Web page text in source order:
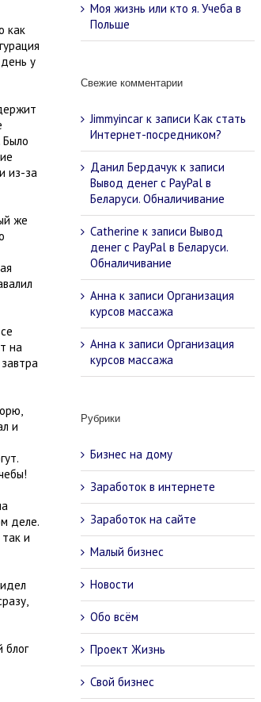
как
у
из-за
же
на
и
деле.
и
блог
Моя жизнь или кто я. Учеба в
Польше
Свежие комментарии
Jimmyincar к записи Как стать
Интернет-посредником?
Данил Бердачук к записи
Вывод денег с PayPal в
Беларуси. Обналичивание
Catherine к записи Вывод
денег с PayPal в Беларуси.
Обналичивание
Анна к записи Организация
курсов массажа
Анна к записи Организация
курсов массажа
Рубрики
Бизнес на дому
Заработок в интернете
Заработок на сайте
Малый бизнес
Новости
Обо всём
Проект Жизнь
Свой бизнес